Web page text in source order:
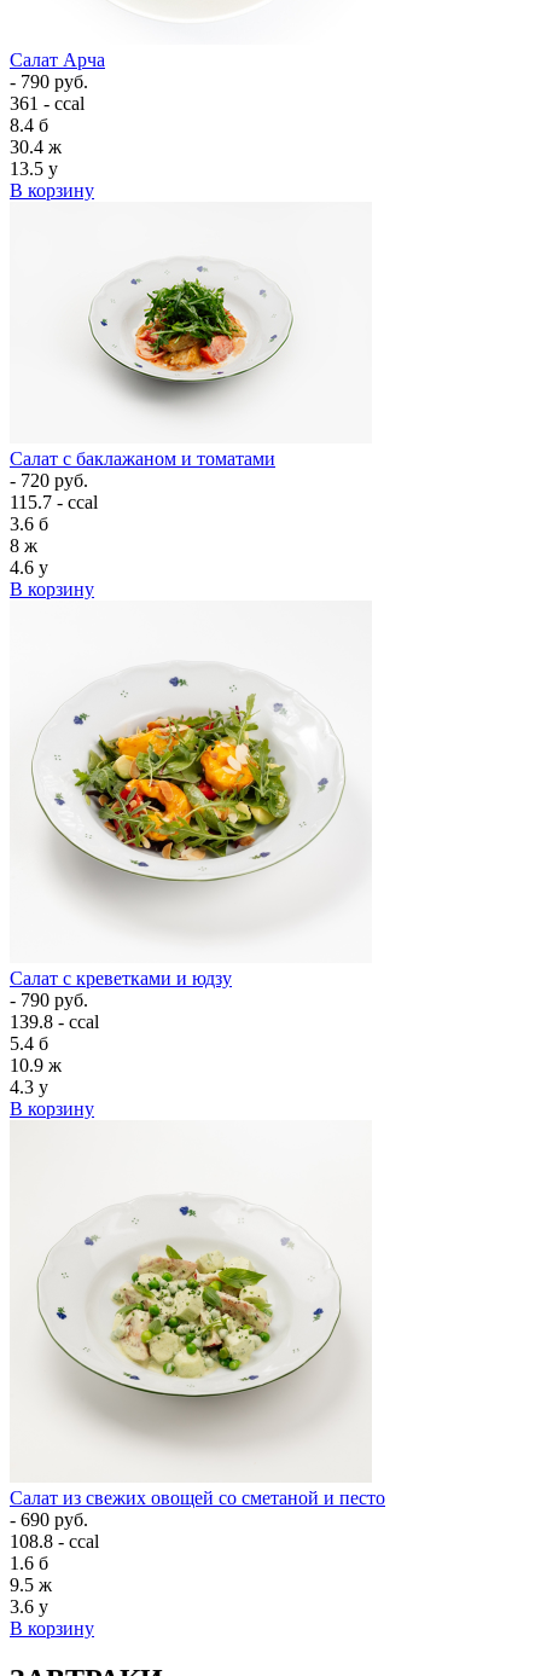
Салат Арча
- 790 руб.
361 - ccal
8.4 б
30.4 ж
13.5 у
В корзину
Салат с баклажаном и томатами
- 720 руб.
115.7 - ccal
3.6 б
8 ж
4.6 у
В корзину
Салат с креветками и юдзу
- 790 руб.
139.8 - ccal
5.4 б
10.9 ж
4.3 у
В корзину
Салат из свежих овощей со сметаной и песто
- 690 руб.
108.8 - ccal
1.6 б
9.5 ж
3.6 у
В корзину